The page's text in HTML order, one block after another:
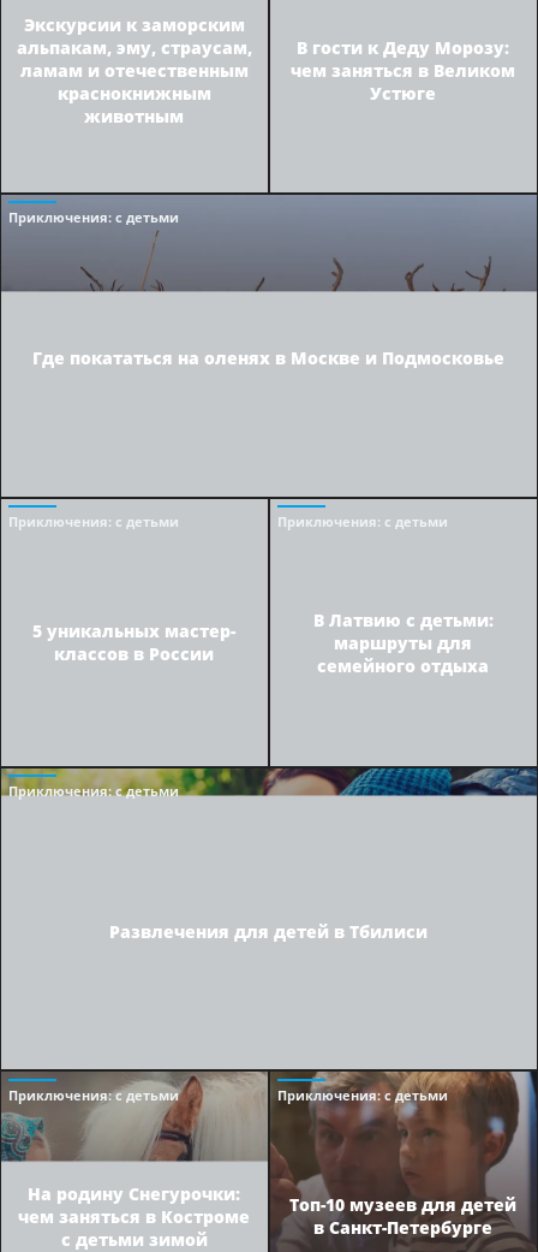
Экскурсии к заморским
альпакам, эму, страусам,
ламам и отечественным
краснокнижным
животным
В гости к Деду Морозу:
чем заняться в Великом
Устюге
Приключения: с детьми
Где покататься на оленях в Москве и Подмосковье
Приключения: с детьми
5 уникальных мастер-
классов в России
Приключения: с детьми
В Латвию с детьми:
маршруты для
семейного отдыха
Приключения: с детьми
Развлечения для детей в Тбилиси
Приключения: с детьми
На родину Снегурочки:
чем заняться в Костроме
с детьми зимой
Приключения: с детьми
Топ-10 музеев для детей
в Санкт-Петербурге